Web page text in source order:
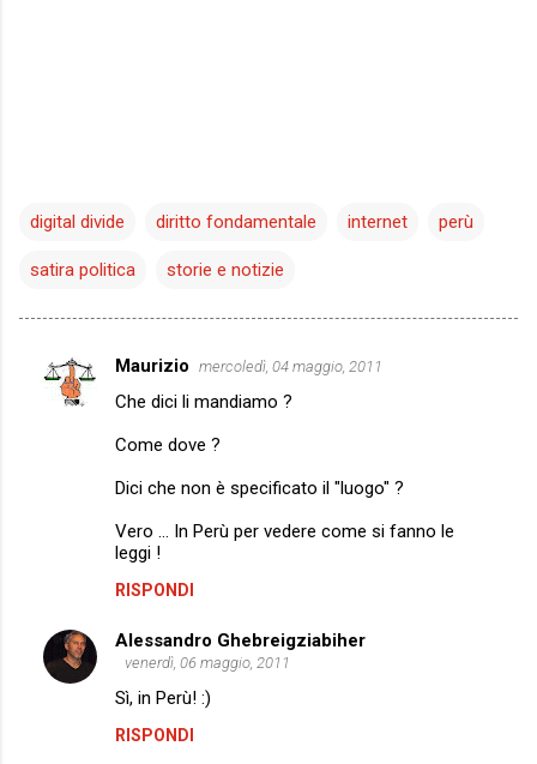
digital divide diritto fondamentale internet perù
satira politica storie e notizie
C
Maurizio mercoledì, 04 maggio, 2011
Che dici li mandiamo ?
Come dove ?
Dici che non è specificato il "luogo" ?
Vero ... In Perù per vedere come si fanno le
leggi !
RISPONDI
Alessandro Ghebreigziabiher
venerdì, 06 maggio, 2011
Sì, in Perù! :)
RISPONDI